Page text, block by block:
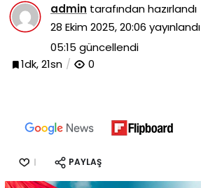
admin tarafından hazırlandı
28 Ekim 2025, 20:06 yayınlandı
05:15 güncellendi
1dk, 21sn
0
PAYLAŞ